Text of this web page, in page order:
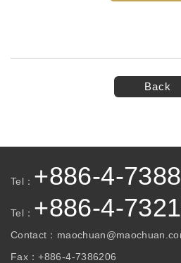
Back
Tel： +886-4-
Tel： +886-4-
Contact：
Fax：+886-4-7386206